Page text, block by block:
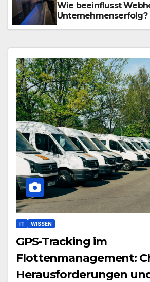
Wie beeinflusst
Unternehmenserfolg?
IT WISSEN
GPS-Tracking im
Flottenmanagement:
Herausforderungen